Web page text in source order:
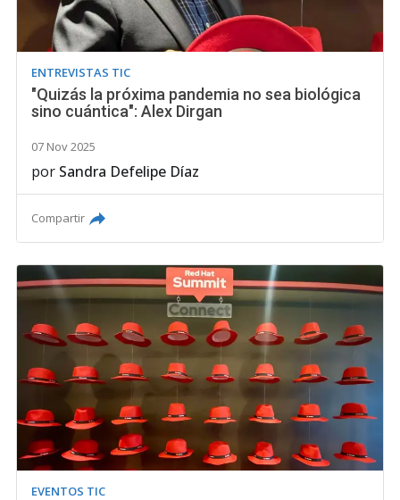
ENTREVISTAS TIC
"Quizás la próxima pandemia no sea biológica
sino cuántica": Alex Dirgan
07 Nov 2025
por Sandra Defelipe Díaz
Compartir
EVENTOS TIC